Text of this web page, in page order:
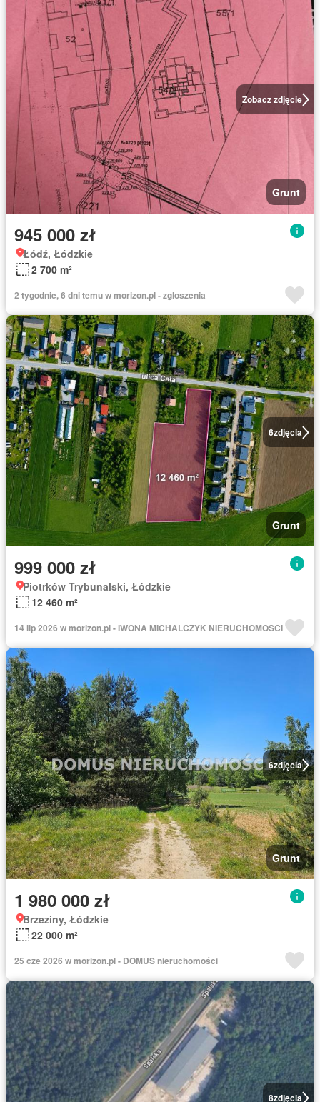
Zobacz zdjęcie
Grunt
945 000 zł
Łódź, Łódzkie
2 700 m²
2 tygodnie, 6 dni temu w morizon.pl - zgloszenia
6zdjęcia
Grunt
999 000 zł
Piotrków Trybunalski, Łódzkie
12 460 m²
14 lip 2026 w morizon.pl - IWONA MICHALCZYK NIERUCHOMOSCI
6zdjęcia
Grunt
1 980 000 zł
Brzeziny, Łódzkie
22 000 m²
25 cze 2026 w morizon.pl - DOMUS nieruchomości
8zdjęcia